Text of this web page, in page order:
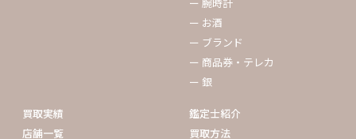
ー お酒
ー ブランド
ー 商品券・テレカ
ー 銀
買取実績
店舗一覧
鑑定士紹介
買取方法